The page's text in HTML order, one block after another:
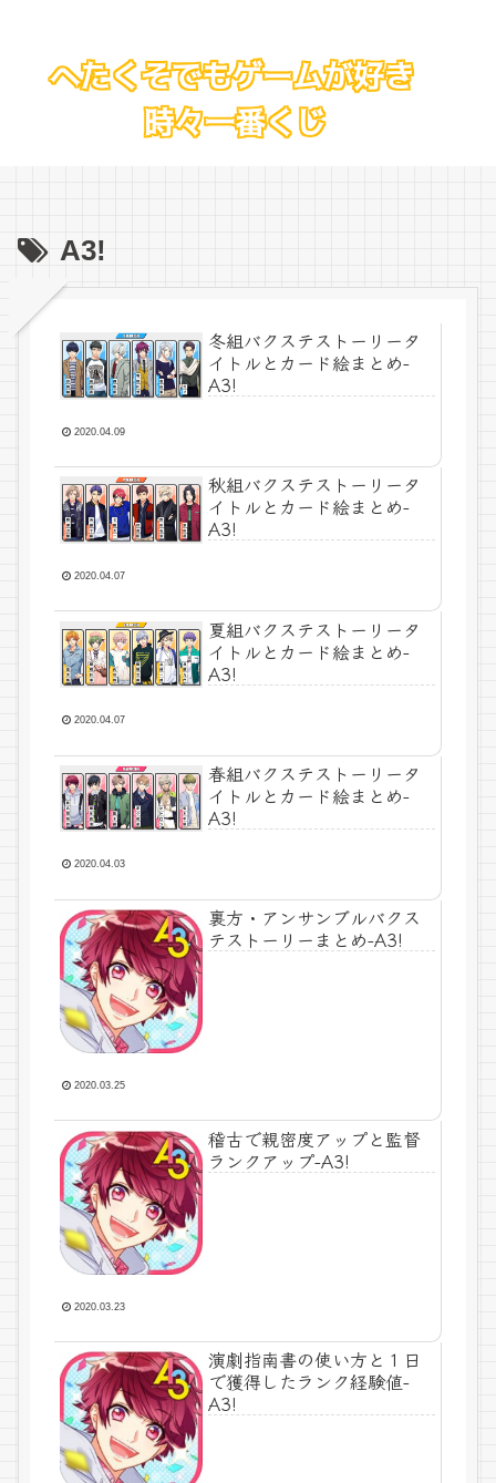
A3!
冬組バクステストーリータ
イトルとカード絵まとめ-
A3!
2020.04.09
秋組バクステストーリータ
イトルとカード絵まとめ-
A3!
2020.04.07
夏組バクステストーリータ
イトルとカード絵まとめ-
A3!
2020.04.07
春組バクステストーリータ
イトルとカード絵まとめ-
A3!
2020.04.03
裏方・アンサンブルバクス
テストーリーまとめ-A3!
2020.03.25
稽古で親密度アップと監督
ランクアップ-A3!
2020.03.23
演劇指南書の使い方と１日
で獲得したランク経験値-
A3!